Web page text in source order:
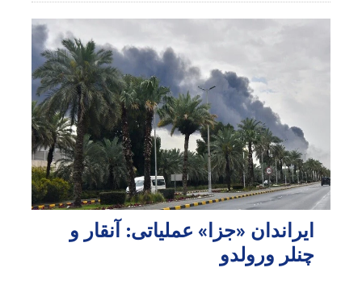
ایراندان «جزا» عملیاتی: آنقار و
چنلر ورولدو